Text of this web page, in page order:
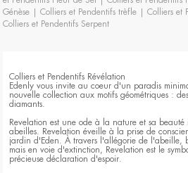
Génèse |Colliers et Pendentifs trèfle |Colliers et
Colliers et Pendentifs Serpent
Colliers et Pendentifs Révélation
Edenly vous invite au coeur d'un paradis
nouvelle collection aux motifs géométriques :
diamants.
Revelation est une ode à la nature et sa
abeilles. Revelation éveille à la prise de
jardin d'Eden. À travers l'allégorie de l'abeille,
mais en voie d'extinction, Revelation est le
précieuse déclaration d'espoir.